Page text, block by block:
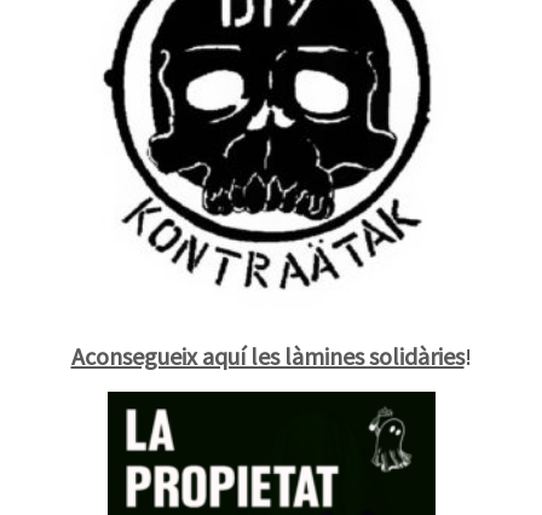
Aconsegueix aquí les làmines solidàries!